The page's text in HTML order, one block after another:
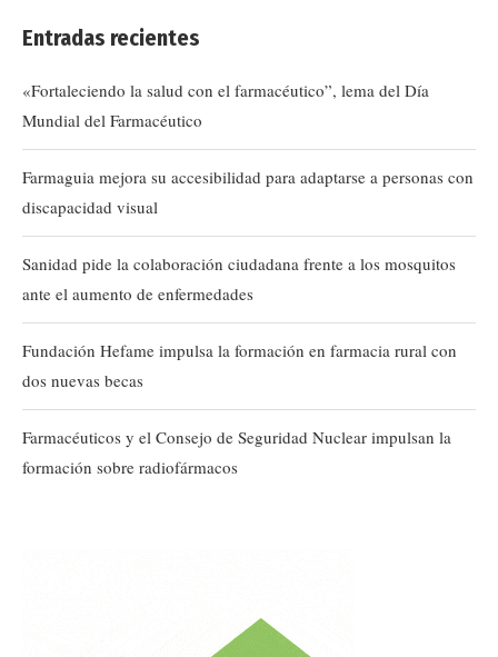
Entradas recientes
«Fortaleciendo la salud con el farmacéutico”, lema del Día
Mundial del Farmacéutico
Farmaguia mejora su accesibilidad para adaptarse a personas con
discapacidad visual
Sanidad pide la colaboración ciudadana frente a los mosquitos
ante el aumento de enfermedades
Fundación Hefame impulsa la formación en farmacia rural con
dos nuevas becas
Farmacéuticos y el Consejo de Seguridad Nuclear impulsan la
formación sobre radiofármacos